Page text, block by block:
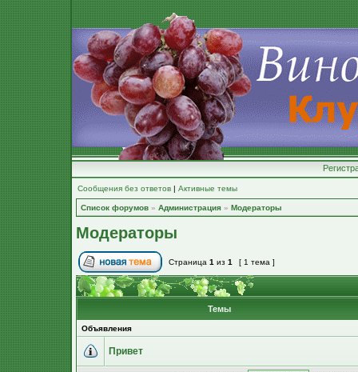
Сообщения без ответов | Активные темы
Список форумов » Администрация » Модераторы
Модераторы
Страница 1 из 1 [ 1 тема ]
Темы
Объявления
Привет